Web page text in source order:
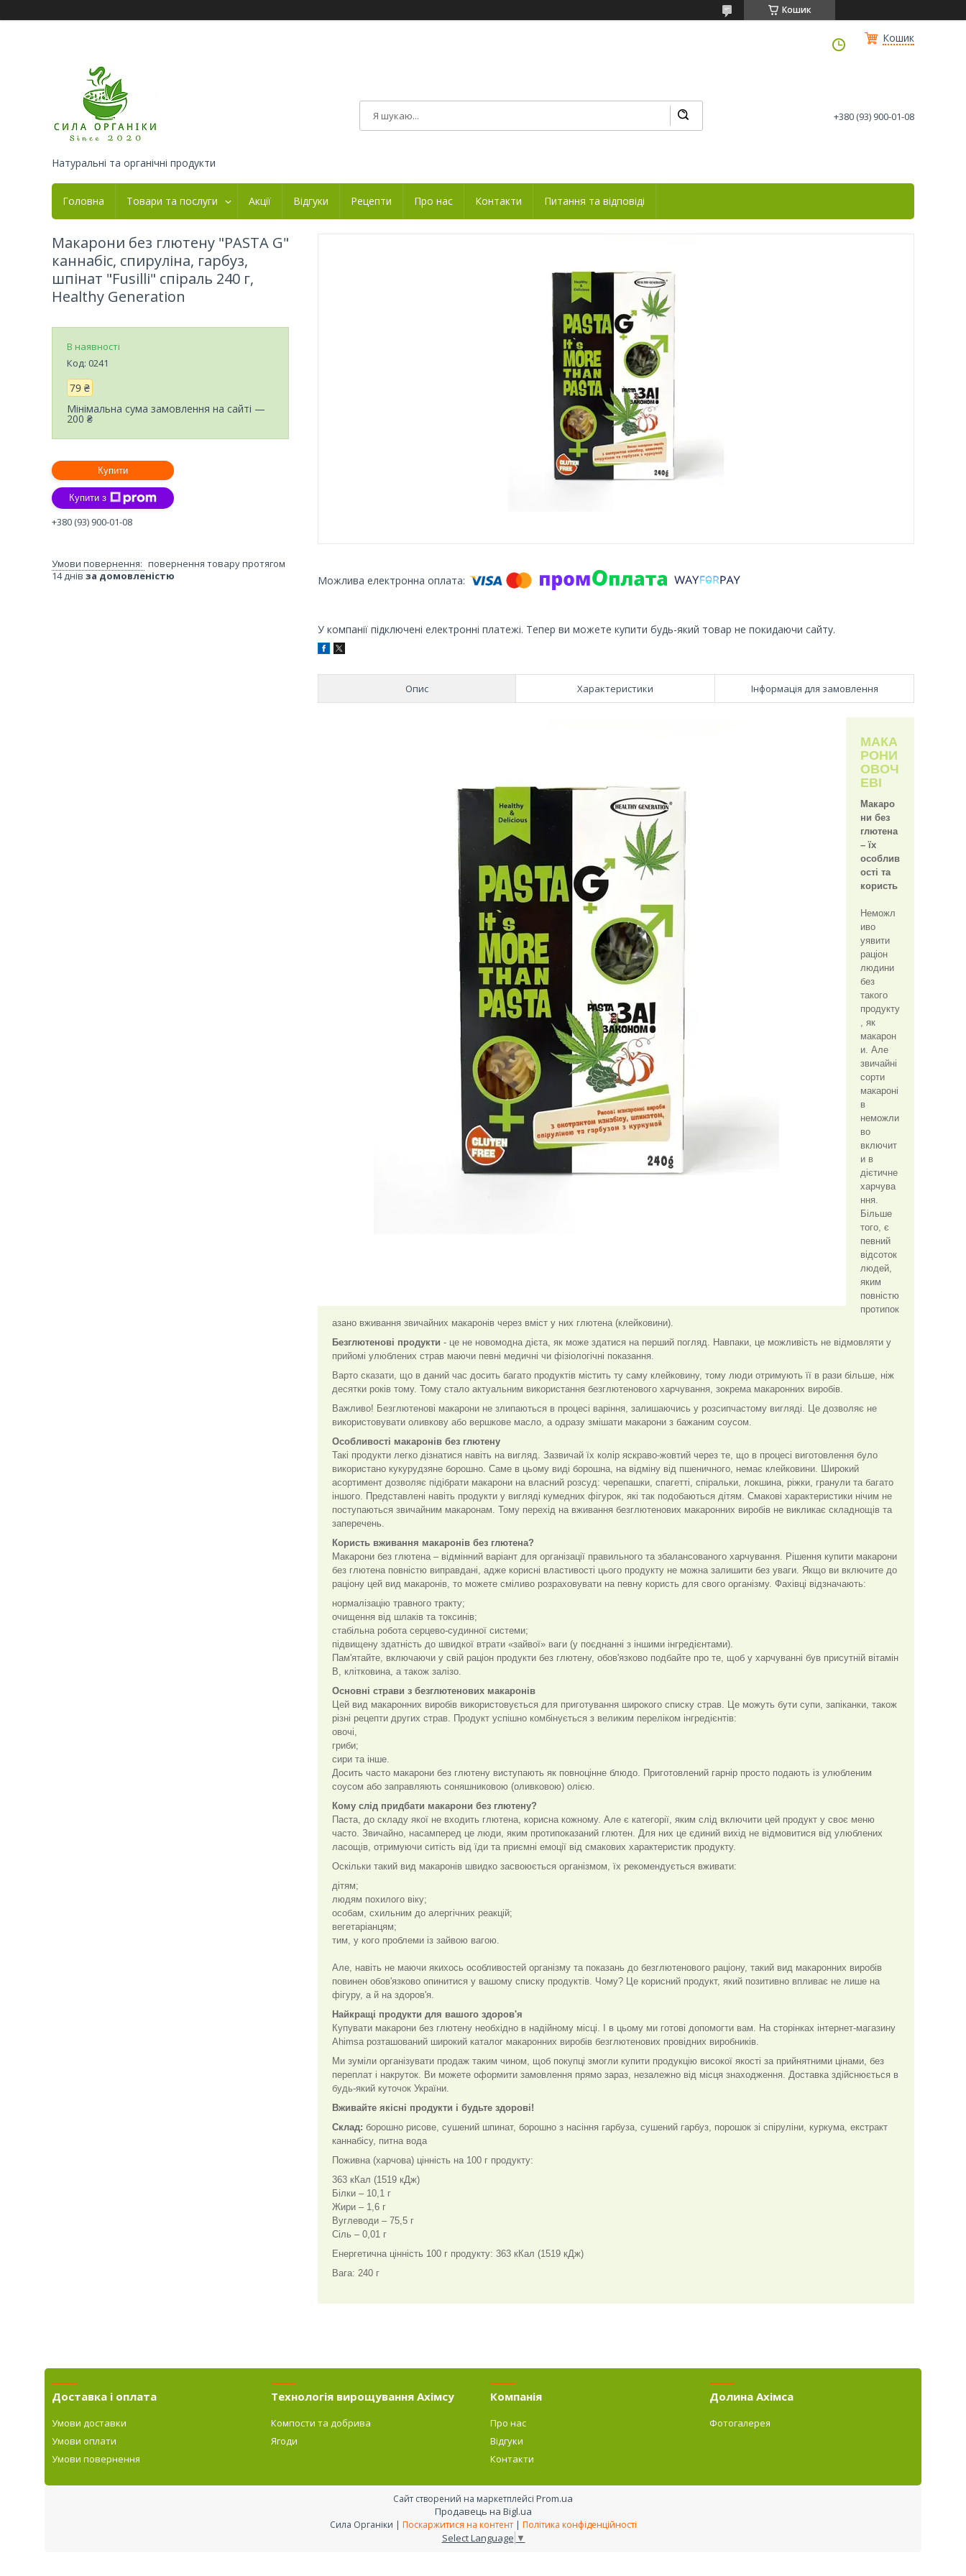
Кошик
Кошик
Натуральні та органічні продукти
+380 (93) 900-01-08
Головна Товари та послуги Акції Відгуки Рецепти Про нас Контакти Питання та відповіді
У компанії підключені електронні платежі. Тепер ви можете купити будь-який товар не покидаючи сайту.
Опис Характеристики Інформація для замовлення
МАКА
РОНИ
ОВОЧ
ЕВІ
Макаро
ни без
глютена
– їх
особлив
ості та
користь
Неможл
иво
уявити
раціон
людини
без
такого
продукту
, як
макарон
и. Але
звичайні
сорти
макароні
в
неможли
во
включит
и в
дієтичне
харчува
ння.
Більше
того, є
певний
відсоток
людей,
яким
повністю
протипок
азано вживання звичайних макаронів через вміст у них глютена (клейковини).
Безглютенові продукти - це не новомодна дієта, як може здатися на перший погляд. Навпаки, це можливість не відмовляти у
прийомі улюблених страв маючи певні медичні чи фізіологічні показання.
Варто сказати, що в даний час досить багато продуктів містить ту саму клейковину, тому люди отримують її в рази більше, ніж
десятки років тому. Тому стало актуальним використання безглютенового харчування, зокрема макаронних виробів.
Важливо! Безглютенові макарони не злипаються в процесі варіння, залишаючись у розсипчастому вигляді. Це дозволяє не
використовувати оливкову або вершкове масло, а одразу змішати макарони з бажаним соусом.
Особливості макаронів без глютену
Такі продукти легко дізнатися навіть на вигляд. Зазвичай їх колір яскраво-жовтий через те, що в процесі виготовлення було
використано кукурудзяне борошно. Саме в цьому виді борошна, на відміну від пшеничного, немає клейковини. Широкий
асортимент дозволяє підібрати макарони на власний розсуд: черепашки, спагетті, спіральки, локшина, ріжки, гранули та багато
іншого. Представлені навіть продукти у вигляді кумедних фігурок, які так подобаються дітям. Смакові характеристики нічим не
поступаються звичайним макаронам. Тому перехід на вживання безглютенових макаронних виробів не викликає складнощів та
заперечень.
Користь вживання макаронів без глютена?
Макарони без глютена – відмінний варіант для організації правильного та збалансованого харчування. Рішення купити макарони
без глютена повністю виправдані, адже корисні властивості цього продукту не можна залишити без уваги. Якщо ви включите до
раціону цей вид макаронів, то можете сміливо розраховувати на певну користь для свого організму. Фахівці відзначають:
нормалізацію травного тракту;
очищення від шлаків та токсинів;
стабільна робота серцево-судинної системи;
підвищену здатність до швидкої втрати «зайвої» ваги (у поєднанні з іншими інгредієнтами).
Пам'ятайте, включаючи у свій раціон продукти без глютену, обов'язково подбайте про те, щоб у харчуванні був присутній вітамін
В, клітковина, а також залізо.
Основні страви з безглютенових макаронів
Цей вид макаронних виробів використовується для приготування широкого списку страв. Це можуть бути супи, запіканки, також
різні рецепти других страв. Продукт успішно комбінується з великим переліком інгредієнтів:
овочі,
гриби;
сири та інше.
Досить часто макарони без глютену виступають як повноцінне блюдо. Приготовлений гарнір просто подають із улюбленим
соусом або заправляють соняшниковою (оливковою) олією.
Кому слід придбати макарони без глютену?
Паста, до складу якої не входить глютена, корисна кожному. Але є категорії, яким слід включити цей продукт у своє меню
часто. Звичайно, насамперед це люди, яким протипоказаний глютен. Для них це єдиний вихід не відмовитися від улюблених
ласощів, отримуючи ситість від їди та приємні емоції від смакових характеристик продукту.
Оскільки такий вид макаронів швидко засвоюється організмом, їх рекомендується вживати:
дітям;
людям похилого віку;
особам, схильним до алергічних реакцій;
вегетаріанцям;
тим, у кого проблеми із зайвою вагою.
Але, навіть не маючи якихось особливостей організму та показань до безглютенового раціону, такий вид макаронних виробів
повинен обов'язково опинитися у вашому списку продуктів. Чому? Це корисний продукт, який позитивно впливає не лише на
фігуру, а й на здоров'я.
Найкращі продукти для вашого здоров'я
Купувати макарони без глютену необхідно в надійному місці. І в цьому ми готові допомогти вам. На сторінках інтернет-магазину
Ahimsa розташований широкий каталог макаронних виробів безглютенових провідних виробників.
Ми зуміли організувати продаж таким чином, щоб покупці змогли купити продукцію високої якості за прийнятними цінами, без
переплат і накруток. Ви можете оформити замовлення прямо зараз, незалежно від місця знаходження. Доставка здійснюється в
будь-який куточок України.
Вживайте якісні продукти і будьте здорові!
Склад: борошно рисове, сушений шпинат, борошно з насіння гарбуза, сушений гарбуз, порошок зі спіруліни, куркума, екстракт
каннабісу, питна вода
Поживна (харчова) цінність на 100 г продукту:
363 кКал (1519 кДж)
Білки – 10,1 г
Жири – 1,6 г
Вуглеводи – 75,5 г
Сіль – 0,01 г
Енергетична цінність 100 г продукту: 363 кКал (1519 кДж)
Вага: 240 г
Макарони без глютену "PASTA G"
каннабіс, спируліна, гарбуз,
шпінат "Fusilli" спіраль 240 г,
Healthy Generation
В наявності
Код: 0241
79 ₴
Мінімальна сума замовлення на сайті —
200 ₴
Купити
Купити з
+380 (93) 900-01-08
повернення товару протягом
14 днів за домовленістю
Доставка і оплата
Умови доставки
Умови оплати
Умови повернення
Технологія вирощування Ахімсу
Компости та добрива
Ягоди
Компанія
Про нас
Відгуки
Контакти
Долина Ахімса
Фотогалерея
Сайт створений на маркетплейсі Prom.ua
Продавець на Bigl.ua
Сила Органіки | Поскаржитися на контент | Політика конфіденційності
Select Language ▼